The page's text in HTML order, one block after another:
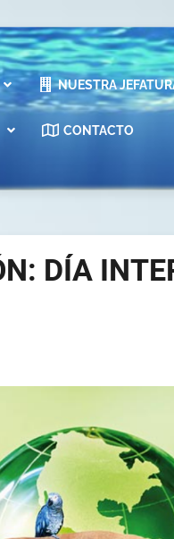
NUESTRA
CONTACTO
DÍA